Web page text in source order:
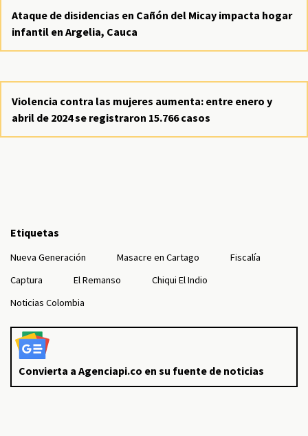
Ataque de disidencias en Cañón del Micay impacta hogar
infantil en Argelia, Cauca
Violencia contra las mujeres aumenta: entre enero y
abril de 2024 se registraron 15.766 casos
Etiquetas
Nueva Generación Masacre en Cartago
Fiscalía
Captura
El Remanso
Chiqui El Indio
Noticias Colombia
Convierta a Agenciapi.co en su fuente de noticias